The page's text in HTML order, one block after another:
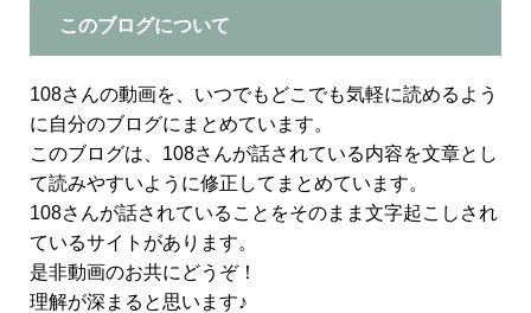
このブログについて
108さんの動画を、いつでもどこでも気軽に読めるよう
に自分のブログにまとめています。
このブログは、108さんが話されている内容を文章とし
て読みやすいように修正してまとめています。
108さんが話されていることをそのまま文字起こしされ
ているサイトがあります。
是非動画のお共にどうぞ！
理解が深まると思います♪